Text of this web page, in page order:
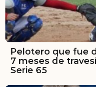
Pelotero que fue
7 meses de
Serie 65